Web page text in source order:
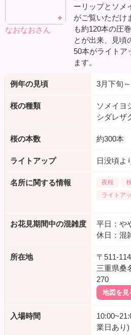
なおなおさん
ーリップとソメ
がご覧いただけ
も約120本の圧
とが出来、見頃
50本がライトア
ます。
例年の見頃 3月下旬
桜の種類
ソメイヨ
シダレザ
桜の本数 約300本
ライトアップ 日没頃よ
名所に関する情報 夜桜
ライトア
お花見期間中の混雑度
平日：や
休日：混
所在地
〒511-
三重県桑
270
地図を見
入場時間
業日あり)